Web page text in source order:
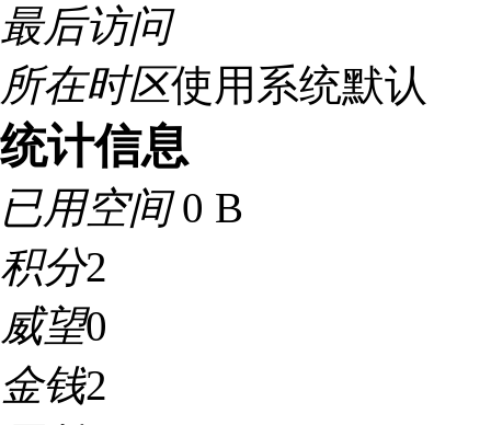
最后访问
所在时区使用系统默认
统计信息
已用空间0 B
积分2
威望0
金钱2